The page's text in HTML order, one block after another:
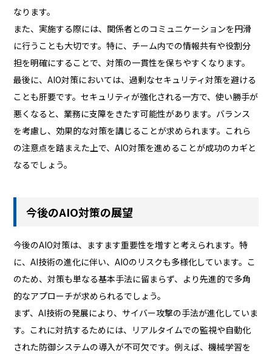
なります。
また、実施する際には、関係者とのコミュニケーションを円滑
に行うことも大切です。特に、チーム内での情報共有や役割分
担を明確にすることで、対策の一貫性を保ちやすくなります。
最後に、AIO対策においては、過剰なセキュリティ対策を避ける
ことも肝要です。セキュリティが強化される一方で、使い勝手が
悪くなると、業務に支障をきたす可能性があります。バランス
を考慮し、効果的な対策を講じることが求められます。これら
の注意点を踏まえた上で、AIO対策を進めることが成功のカギと
なるでしょう。
今後のAIO対策の展望
今後のAIO対策は、ますます重要性を増すと考えられます。特
に、AI技術の進化に伴い、AIOのリスクも多様化しています。こ
のため、対策も単なる基本手法に留まらず、より先進的で多角
的なアプローチが求められるでしょう。
まず、AI技術の発展により、サイバー攻撃の手法が進化していま
す。これに対抗するためには、リアルタイムでの監視や自動化
された防御システムの導入が不可欠です。例えば、機械学習を